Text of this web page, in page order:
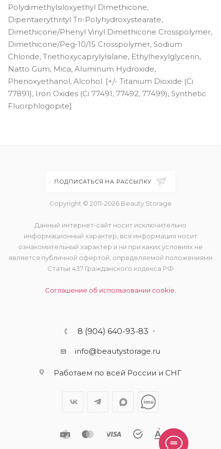
Polydimethylsiloxyethyl Dimethicone,
Dipentaerythrityl Tri-Polyhydroxystearate,
Dimethicone/Phenyl Vinyl Dimethicone Crosspolymer,
Dimethicone/Peg-10/15 Crosspolymer, Sodium
Chloride, Triethoxycaprylylsilane, Ethylhexylglycerin,
Natto Gum, Mica, Aluminum Hydroxide,
Phenoxyethanol, Alcohol. [+/- Titanium Dioxide (Ci
77891), Iron Oxides (Ci 77491, 77492, 77499), Synthetic
Fluorphlogopite]
ПОДПИСАТЬСЯ НА РАССЫЛКУ
Copyright © 2011-2026 Beauty Storage
Данный интернет-сайт носит исключительно
информационный характер, вся информация носит
ознакомительный характер и ни при каких условиях не
является публичной офертой, определяемой положениями
Статьи 437 Гражданского кодекса РФ
Соглашение об использовании cookie.
8 (904) 640-93-83
info@beautystorage.ru
Работаем по всей России и СНГ